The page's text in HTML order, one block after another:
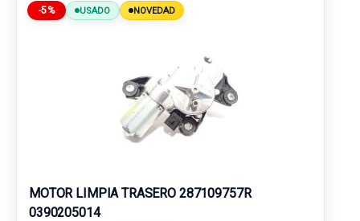
-5% USADO NOVEDAD
MOTOR LIMPIA TRASERO 287109757R
0390205014